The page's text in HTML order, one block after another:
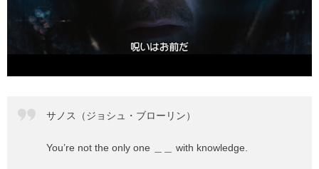
サノス（ジョシュ・ブローリン）
You’re not the only one ＿＿ with knowledge.